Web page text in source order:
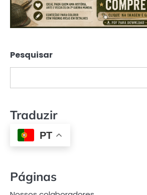
Pesquisar
Traduzir
PT
Páginas